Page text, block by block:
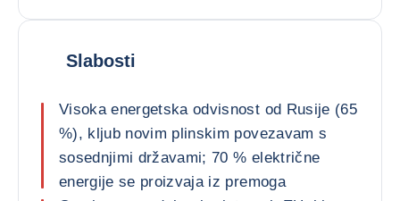
Slabosti
Visoka energetska odvisnost od Rusije (65
%), kljub novim plinskim povezavam s
sosednjimi državami; 70 % električne
energije se proizvaja iz premoga